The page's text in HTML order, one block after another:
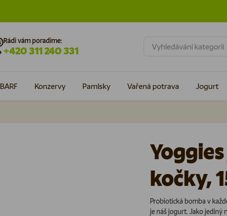
Rádi vám poradíme:
+420 311 240 331
BARF Konzervy Pamlsky Vařená potrava Jogurt
kočky,
Probiotická bomba v
je náš jogurt. Jako jediný